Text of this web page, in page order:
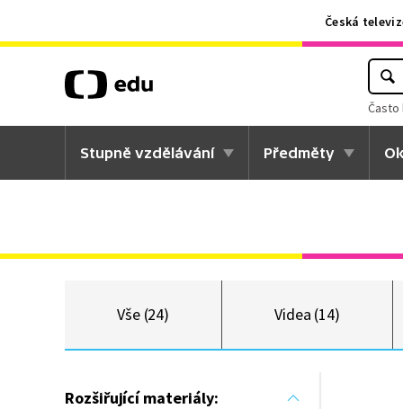
Česká
Často
Stupně vzdělávání Předměty
Vše (24) Videa (14)
Rozšiřující materiály: